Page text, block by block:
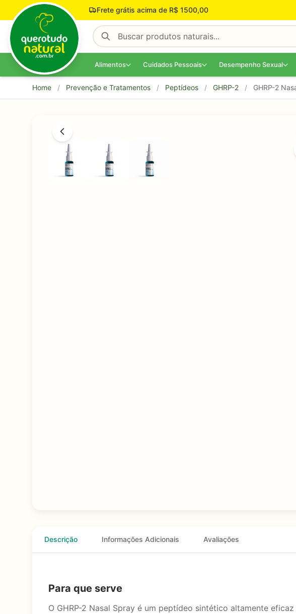
Pular para o conteúdo Frete grátis acima de R$ 1500,00
Alimentos Cuidados Pessoais Desempenho Sexual
Home / Prevenção e Tratamentos / Peptídeos / GHRP-2 / GHRP-2
Descrição Informações Adicionais Avaliações
Para que serve
O GHRP-2 Nasal Spray é um peptídeo sintético altamente